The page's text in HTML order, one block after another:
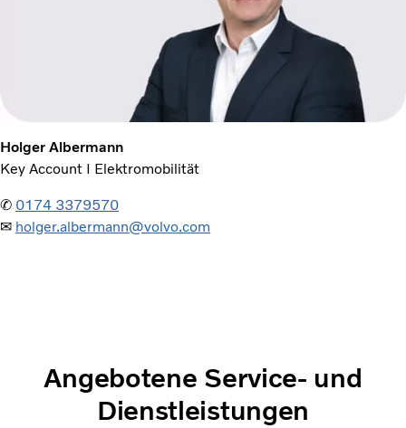
Holger Albermann
Key Account I Elektromobilität
✆ 0174 3379570
✉ holger.albermann@volvo.com
Angebotene Service- und
Dienstleistungen